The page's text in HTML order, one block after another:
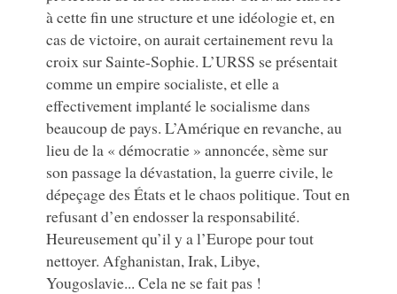
à cette fin une structure et une idéologie et, en
cas de victoire, on aurait certainement revu la
croix sur Sainte-Sophie. L’URSS se présentait
comme un empire socialiste, et elle a
effectivement implanté le socialisme dans
beaucoup de pays. L’Amérique en revanche, au
lieu de la « démocratie » annoncée, sème sur
son passage la dévastation, la guerre civile, le
dépeçage des États et le chaos politique. Tout en
refusant d’en endosser la responsabilité.
Heureusement qu’il y a l’Europe pour tout
nettoyer. Afghanistan, Irak, Libye,
Yougoslavie... Cela ne se fait pas !